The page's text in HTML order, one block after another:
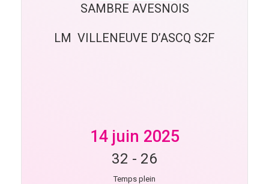
SAMBRE AVESNOIS
LM  VILLENEUVE D’ASCQ S2F
14 juin 2025
32 - 26
Temps plein